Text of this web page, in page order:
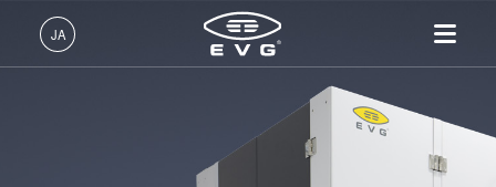
JA
リソグラフィ装置
マスクアライメント装置
LITHOSCALE® マスクレス露光リソグラフィシステム